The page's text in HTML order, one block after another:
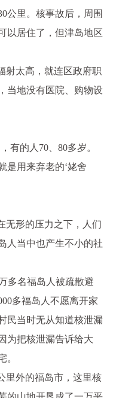
公里。核事故后，周围
以居住了，但津岛地区
射太高，就连区政府职
当地没有医院、购物设
有的人70、80多岁。
是用来弃老的‘姥舍
无形的压力之下，人们
人当中也产生不小的社
多名福岛人被疏散避
多福岛人不愿离开家
民当时无从知道核泄漏
为把核泄漏告诉给大
。
里外的福岛市，这里核